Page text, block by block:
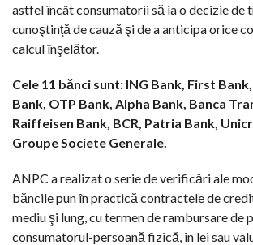
astfel încât consumatorii să ia o decizie de
cunoştinţă de cauză şi de a anticipa orice
calcul înşelător.
Cele 11 bănci sunt: ING Bank, First
Bank, OTP Bank, Alpha Bank, Banca
Raiffeisen Bank, BCR, Patria Bank,
Groupe Societe Generale.
ANPC a realizat o serie de verificări ale
băncile pun în practică contractele de
mediu şi lung, cu termen de rambursare de
consumatorul-persoană fizică, în lei sau